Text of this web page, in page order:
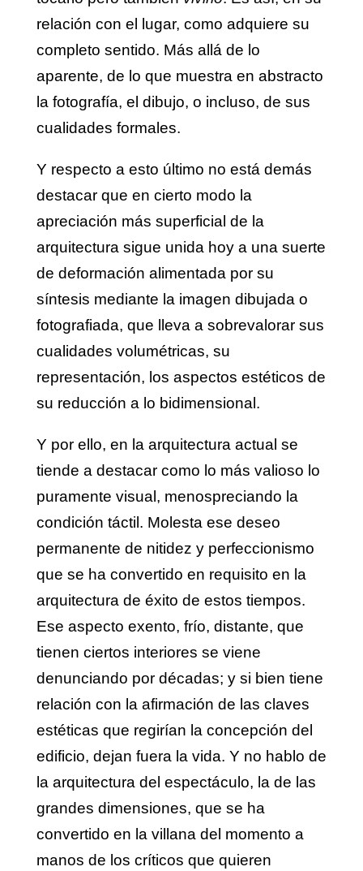
relación con el lugar, como adquiere su
completo sentido. Más allá de lo
aparente, de lo que muestra en abstracto
la fotografía, el dibujo, o incluso, de sus
cualidades formales.
Y respecto a esto último no está demás
destacar que en cierto modo la
apreciación más superficial de la
arquitectura sigue unida hoy a una suerte
de deformación alimentada por su
síntesis mediante la imagen dibujada o
fotografiada, que lleva a sobrevalorar sus
cualidades volumétricas, su
representación, los aspectos estéticos de
su reducción a lo bidimensional.
Y por ello, en la arquitectura actual se
tiende a destacar como lo más valioso lo
puramente visual, menospreciando la
condición táctil. Molesta ese deseo
permanente de nitidez y perfeccionismo
que se ha convertido en requisito en la
arquitectura de éxito de estos tiempos.
Ese aspecto exento, frío, distante, que
tienen ciertos interiores se viene
denunciando por décadas; y si bien tiene
relación con la afirmación de las claves
estéticas que regirían la concepción del
edificio, dejan fuera la vida. Y no hablo de
la arquitectura del espectáculo, la de las
grandes dimensiones, que se ha
convertido en la villana del momento a
manos de los críticos que quieren